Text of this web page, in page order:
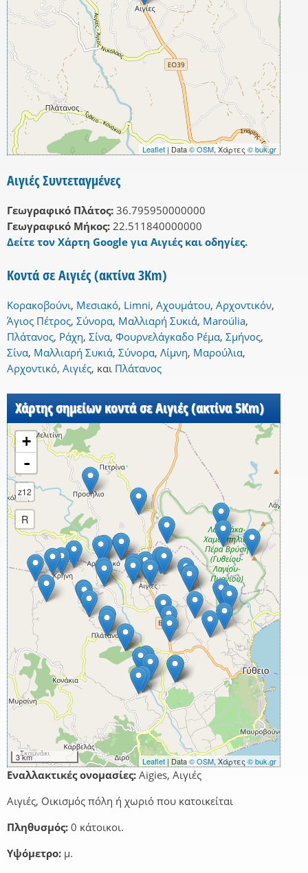
Leaflet | Data© OSM, Χάρτες © buk.gr
Αιγιές Συντεταγμένες
Γεωγραφικό Πλάτος: 36.795950000000
Γεωγραφικό Μήκος: 22.511840000000
Δείτε τον Χάρτη Google για Αιγιές και οδηγίες.
Κοντά σε Αιγιές (ακτίνα 3Km)
Κορακοβούνι, Μεσιακό, Limni, Αχουμάτου, Αρχοντικόν,
Άγιος Πέτρος, Σύνορα, Μαλλιαρή Συκιά, Maroúlia,
Πλάτανος, Ράχη, Σίνα, Φουρνελάγκαδο Ρέμα, Σμήνος,
Σίνα, Μαλλιαρή Συκιά, Σύνορα, Λίμνη, Μαρούλια,
Αρχοντικό, Αιγιές, και Πλάτανος
Χάρτης σημείων κοντά σε Αιγιές (ακτίνα 5Km)
+
-
z12
R
3 km Leaflet | Data© OSM, Χάρτες © buk.gr
Εναλλακτικές ονομασίες: Aigies, Αιγιές
Αιγιές, Οικισμός πόλη ή χωριό που κατοικείται
Πληθυσμός: 0 κάτοικοι.
Υψόμετρο: μ.